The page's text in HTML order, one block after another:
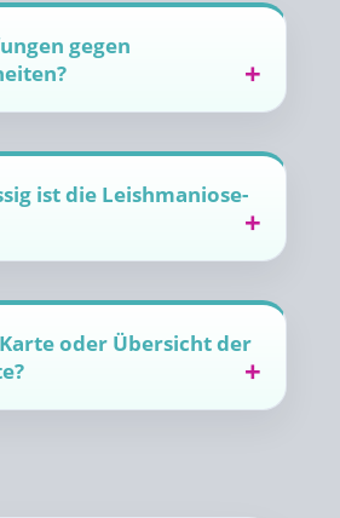
gegen
ist die Leishmaniose-
oder Übersicht der